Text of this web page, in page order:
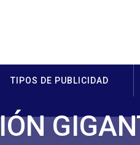
TIPOS DE PUBLICIDAD